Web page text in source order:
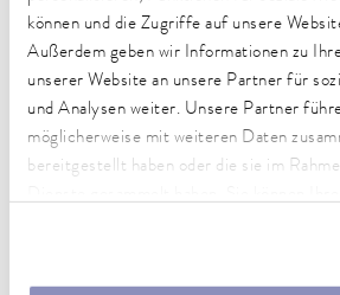
können und die Zugriffe auf unsere
Außerdem geben wir Informationen zu
unserer Website an unsere Partner für
und Analysen weiter. Unsere Partner
möglicherweise mit weiteren Daten
bereitgestellt haben oder die sie im
5 ... 40 °C
Temperaturkonstanz
0,05 ± K
Heizleistung max.
2,5 kW